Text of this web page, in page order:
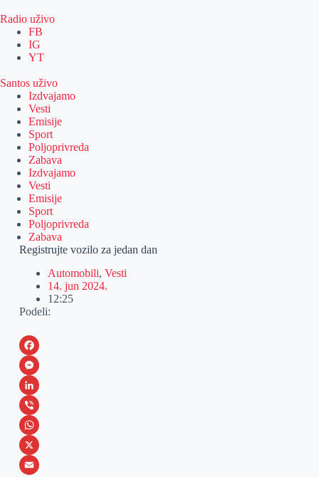
Radio uživo
FB
IG
YT
Santos uživo
Izdvajamo
Vesti
Emisije
Sport
Poljoprivreda
Zabava
Izdvajamo
Vesti
Emisije
Sport
Poljoprivreda
Zabava
Registrujte vozilo za jedan dan
Automobili, Vesti
14. jun 2024.
12:25
Podeli:
F
a
c
e
b
o
M
e
s
s
e
L
i
n
k
V
i
b
W
h
X